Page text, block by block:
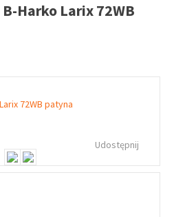
Harko Larix 72WB
Udostępnij